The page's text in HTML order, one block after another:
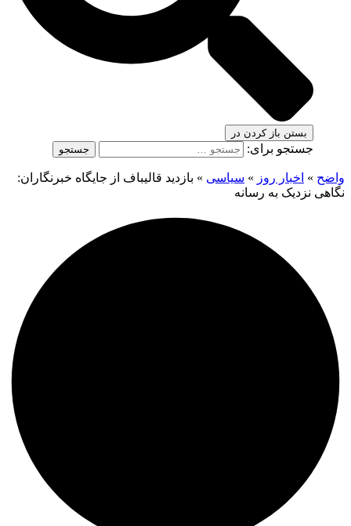
بستن باز کردن در
جستجو برای:
واضح » اخبار روز » سیاسی » بازدید قالیباف از جایگاه خبرنگاران:
نگاهی نزدیک به رسانه